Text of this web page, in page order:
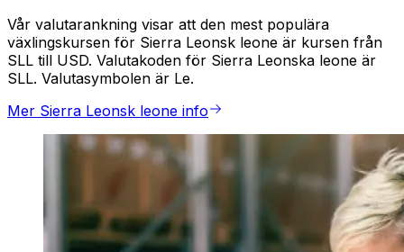
Vår valutarankning visar att den mest populära
växlingskursen för Sierra Leonsk leone är kursen från
SLL till USD. Valutakoden för Sierra Leonska leone är
SLL. Valutasymbolen är Le.
Mer Sierra Leonsk leone info